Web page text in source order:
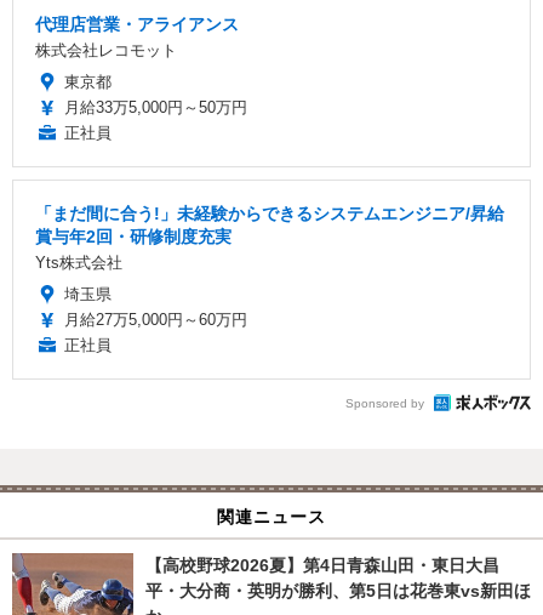
代理店営業・アライアンス
株式会社レコモット
東京都
月給33万5,000円～50万円
正社員
「まだ間に合う!」未経験からできるシステムエンジニア/昇給
賞与年2回・研修制度充実
Yts株式会社
埼玉県
月給27万5,000円～60万円
正社員
Sponsored by
関連ニュース
【高校野球2026夏】第4日青森山田・東日大昌
平・大分商・英明が勝利、第5日は花巻東vs新田ほ